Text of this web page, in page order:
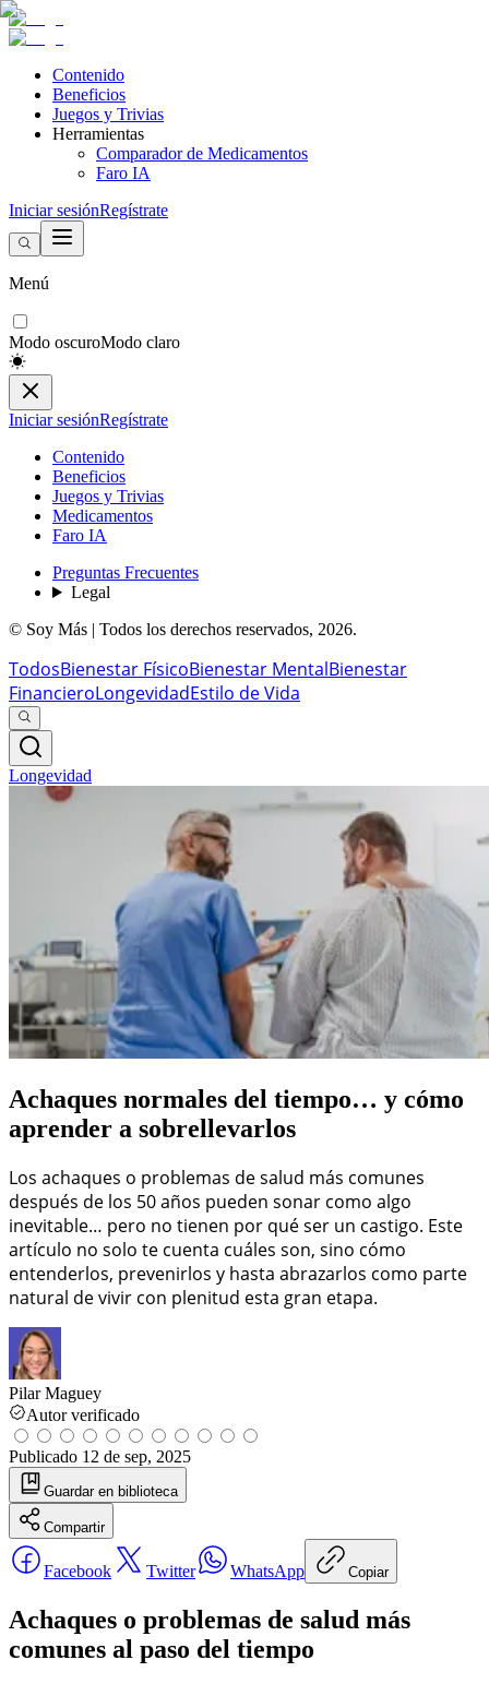
Contenido
Beneficios
Juegos y Trivias
Herramientas
Comparador de Medicamentos
Faro IA
Iniciar sesiónRegístrate
Menú
Modo oscuroModo claro
Iniciar sesiónRegístrate
Contenido
Beneficios
Juegos y Trivias
Medicamentos
Faro IA
Preguntas Frecuentes
Legal
© Soy Más | Todos los derechos reservados, 2026.
TodosBienestar FísicoBienestar MentalBienestar
FinancieroLongevidadEstilo de Vida
Longevidad
Achaques normales del tiempo… y cómo
aprender a sobrellevarlos
Los achaques o problemas de salud más comunes
después de los 50 años pueden sonar como algo
inevitable… pero no tienen por qué ser un castigo. Este
artículo no solo te cuenta cuáles son, sino cómo
entenderlos, prevenirlos y hasta abrazarlos como parte
natural de vivir con plenitud esta gran etapa.
Pilar Maguey
Autor verificado
Publicado 12 de sep, 2025
Guardar en biblioteca
Compartir
Facebook Twitter WhatsApp Copiar
Achaques o problemas de salud más
comunes al paso del tiempo